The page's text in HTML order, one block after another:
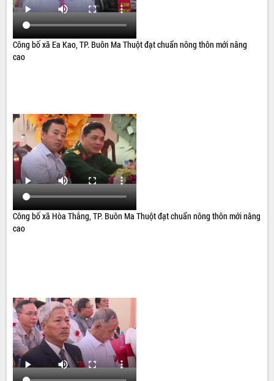
Công bố xã Ea Kao, TP. Buôn Ma Thuột đạt chuẩn nông thôn mới nâng
cao
Công bố xã Hòa Thắng, TP. Buôn Ma Thuột đạt chuẩn nông thôn mới nâng
cao